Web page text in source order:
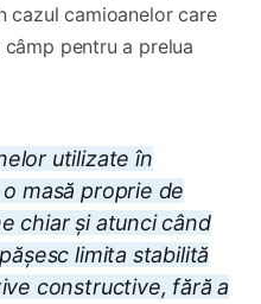
cazul camioanelor care
pentru a prelua
utilizate în
masă proprie de
chiar și atunci când
limita stabilită
constructive, fără a